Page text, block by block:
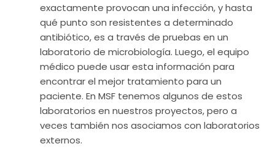
exactamente provocan una infección, y hasta
qué punto son resistentes a determinado
antibiótico, es a través de pruebas en un
laboratorio de microbiología. Luego, el equipo
médico puede usar esta información para
encontrar el mejor tratamiento para un
paciente. En MSF tenemos algunos de estos
laboratorios en nuestros proyectos, pero a
veces también nos asociamos con laboratorios
externos.